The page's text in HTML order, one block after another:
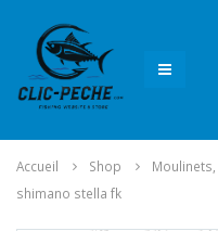
Accueil Shop Moulinets
shimano stella fk